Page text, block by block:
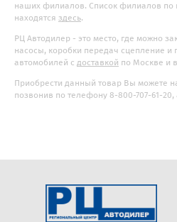
наших филиалов. Список филиалов по
находятся здесь.
РЦ Автодилер - это место, где можно
насосы, коробки передач сцепление и
автомобилей с доставкой по Москве и
Приобрести данный товар Вы можете
позвонив по телефону 8-800-707-61-